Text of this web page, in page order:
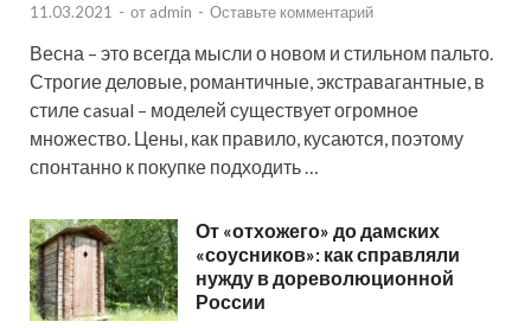
11.03.2021 - от admin - Оставьте комментарий
Весна – это всегда мысли о новом и стильном пальто.
Строгие деловые, романтичные, экстравагантные, в
стиле casual – моделей существует огромное
множество. Цены, как правило, кусаются, поэтому
спонтанно к покупке подходить …
От «отхожего» до дамских
«соусников»: как справляли
нужду в дореволюционной
России